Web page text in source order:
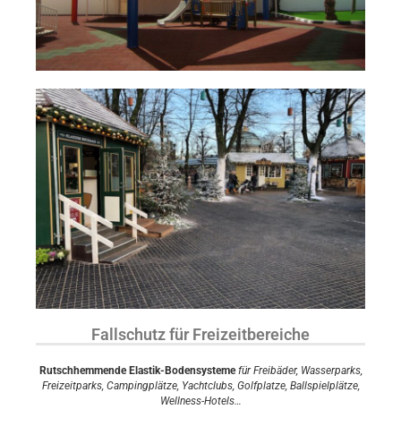
Fallschutz für Freizeitbereiche
Rutschhemmende Elastik-Bodensysteme für Freibäder, Wasserparks,
Freizeitparks, Campingplätze, Yachtclubs, Golfplatze, Ballspielplätze,
Wellness-Hotels…